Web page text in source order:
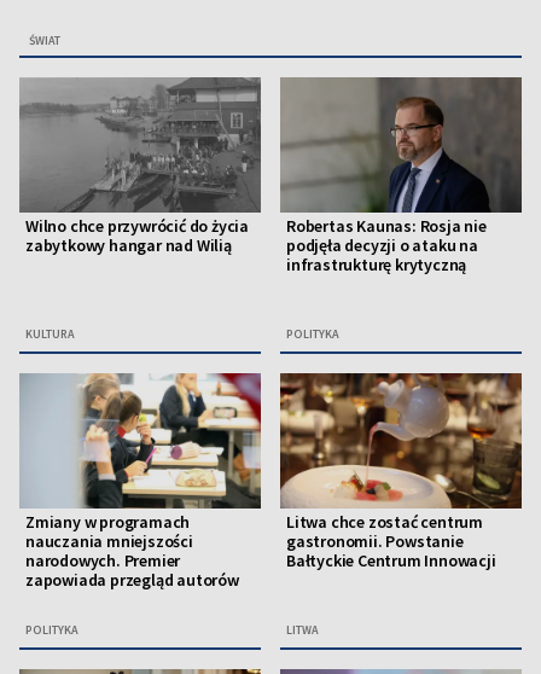
ŚWIAT
Wilno chce przywrócić do życia
zabytkowy hangar nad Wilią
KULTURA
Robertas Kaunas: Rosja nie
podjęła decyzji o ataku na
infrastrukturę krytyczną
POLITYKA
Zmiany w programach
nauczania mniejszości
narodowych. Premier
zapowiada przegląd autorów
POLITYKA
Litwa chce zostać centrum
gastronomii. Powstanie
Bałtyckie Centrum Innowacji
LITWA